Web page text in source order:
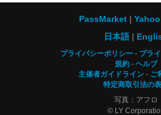
PassMarket
日本語
プライバシーポリシー
プラ
規約
ヘルプ
主催者ガイドライン
ご
特定商取引法の
写真：アフロ
© LY